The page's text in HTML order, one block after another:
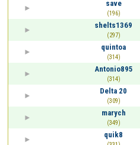
save
(196)
shelts1369
(297)
quintoa
(314)
Antonio895
(314)
Delta 20
(309)
marych
(349)
quik8